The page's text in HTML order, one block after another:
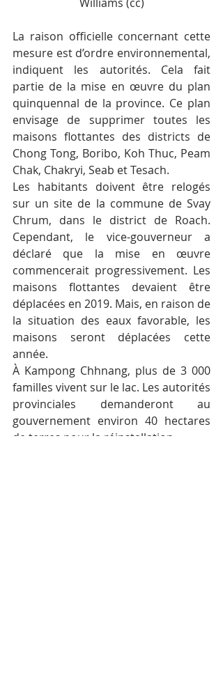
Williams (cc)
La raison officielle concernant cette
mesure est d’ordre environnemental,
indiquent les autorités. Cela fait
partie de la mise en œuvre du plan
quinquennal de la province. Ce plan
envisage de supprimer toutes les
maisons flottantes des districts de
Chong Tong, Boribo, Koh Thuc, Peam
Chak, Chakryi, Seab et Tesach.
Les habitants doivent être relogés
sur un site de la commune de Svay
Chrum, dans le district de Roach.
Cependant, le vice-gouverneur a
déclaré que la mise en œuvre
commencerait progressivement. Les
maisons flottantes devaient être
déplacées en 2019. Mais, en raison de
la situation des eaux favorable, les
maisons seront déplacées cette
année.
À Kampong Chhnang, plus de 3 000
familles vivent sur le lac. Les autorités
provinciales demanderont au
gouvernement environ 40 hectares
de terres pour la réinstallation.